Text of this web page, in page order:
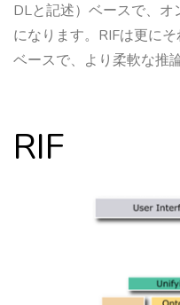
DLと記述）ベースで、
になります。RIFは更に
ベースで、より柔軟な推
RIF